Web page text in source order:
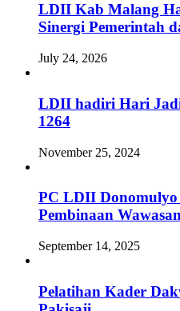
LDII Kab Malang
Sinergi Pemerintah
July 24, 2026
LDII hadiri Hari
1264
November 25, 2024
PC LDII
Pembinaan
September 14, 2025
Pelatihan Kader